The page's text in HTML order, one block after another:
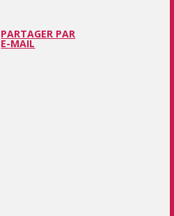
PARTAGER PAR
E-MAIL